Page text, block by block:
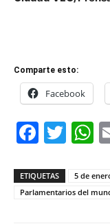
Comparte esto:
Facebook
ETIQUETAS 5 de
Parlamentarios del